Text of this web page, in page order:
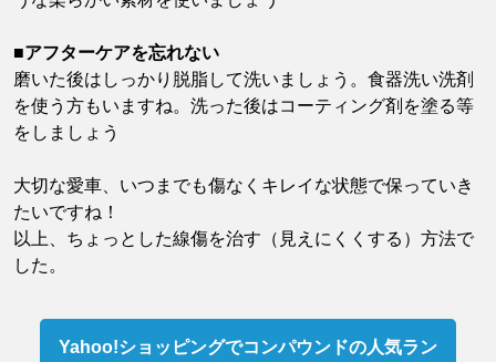
■アフターケアを忘れない
磨いた後はしっかり脱脂して洗いましょう。食器洗い洗剤
を使う方もいますね。洗った後はコーティング剤を塗る等
をしましょう
大切な愛車、いつまでも傷なくキレイな状態で保っていき
たいですね！
以上、ちょっとした線傷を治す（見えにくくする）方法で
した。
Yahoo!ショッピングでコンパウンドの人気ラン